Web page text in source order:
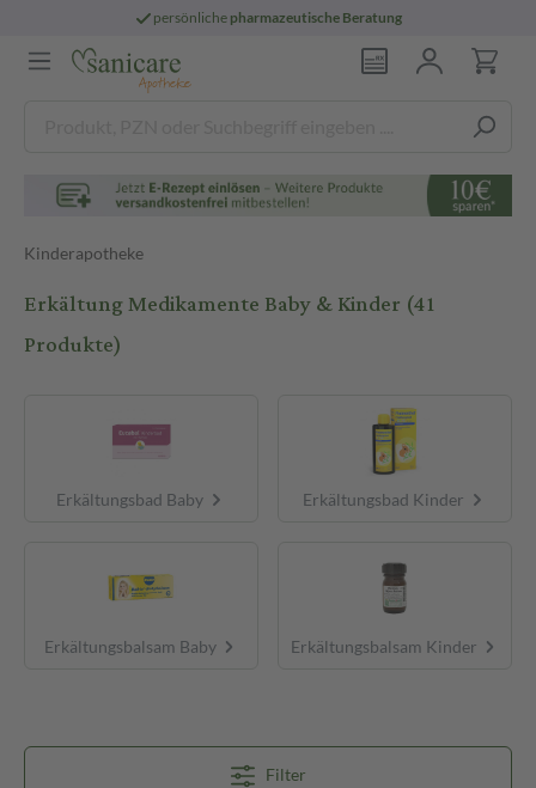
persönliche pharmazeutische Beratung
Kinderapotheke
Erkältung Medikamente Baby & Kinder (41
Produkte)
Erkältungsbad Baby Erkältungsbad Kinder
Erkältungsbalsam Baby Erkältungsbalsam Kinder
Filter